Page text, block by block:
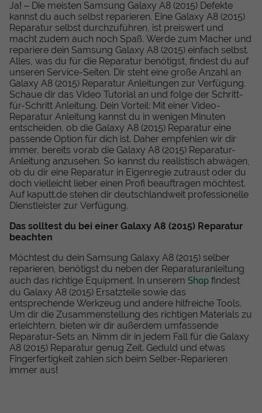
Ja! – Die meisten Samsung Galaxy A8 (2015) Defekte
kannst du auch selbst reparieren. Eine Galaxy A8 (2015)
Reparatur selbst durchzuführen, ist preiswert und
macht zudem auch noch Spaß. Werde zum Macher und
repariere dein Samsung Galaxy A8 (2015) einfach selbst.
Alles, was du für die Reparatur benötigst, findest du auf
unseren Service-Seiten. Dir steht eine große Anzahl an
Galaxy A8 (2015) Reparatur Anleitungen zur Verfügung.
Schaue dir das Video Tutorial an und folge der Schritt-
für-Schritt Anleitung. Dein Vorteil: Mit einer Video-
Reparatur Anleitung kannst du in wenigen Minuten
entscheiden, ob die Galaxy A8 (2015) Reparatur eine
passende Option für dich ist. Daher empfehlen wir dir
immer, bereits vorab die Galaxy A8 (2015) Reparatur-
Anleitung anzusehen. So kannst du realistisch abwägen,
ob du dir eine Reparatur in Eigenregie zutraust oder du
doch vielleicht lieber einen Profi beauftragen möchtest.
Auf kaputt.de stehen dir deutschlandweit professionelle
Dienstleister zur Verfügung.
Das solltest du bei einer Galaxy A8 (2015) Reparatur
beachten
Möchtest du dein Samsung Galaxy A8 (2015) selber
reparieren, benötigst du neben der Reparaturanleitung
auch das richtige Equipment. In unserem Shop findest
du Galaxy A8 (2015) Ersatzteile sowie das
entsprechende Werkzeug und andere hilfreiche Tools.
Um dir die Zusammenstellung des richtigen Materials zu
erleichtern, bieten wir dir außerdem umfassende
Reparatur-Sets an. Nimm dir in jedem Fall für die Galaxy
A8 (2015) Reparatur genug Zeit. Geduld und etwas
Fingerfertigkeit zahlen sich beim Selber-Reparieren
immer aus!